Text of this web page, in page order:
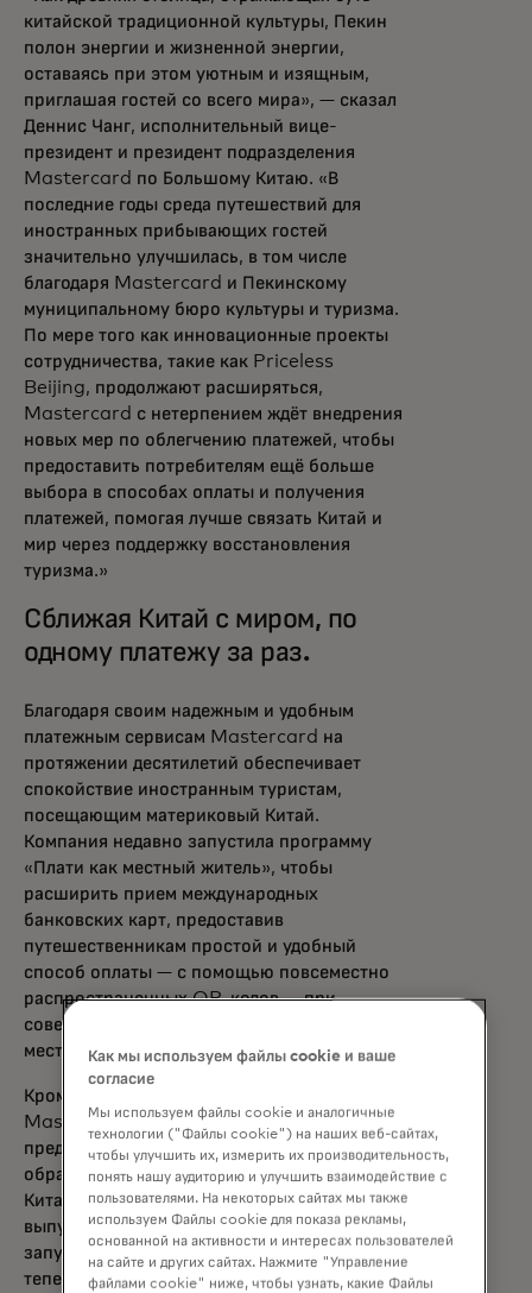
китайской традиционной культуры, Пекин
полон энергии и жизненной энергии,
оставаясь при этом уютным и изящным,
приглашая гостей со всего мира», — сказал
Деннис Чанг, исполнительный вице-
президент и президент подразделения
Mastercard по Большому Китаю. «В
последние годы среда путешествий для
иностранных прибывающих гостей
значительно улучшилась, в том числе
благодаря Mastercard и Пекинскому
муниципальному бюро культуры и туризма.
По мере того как инновационные проекты
сотрудничества, такие как Priceless
Beijing, продолжают расширяться,
Mastercard с нетерпением ждёт внедрения
новых мер по облегчению платежей, чтобы
предоставить потребителям ещё больше
выбора в способах оплаты и получения
платежей, помогая лучше связать Китай и
мир через поддержку восстановления
туризма.»
Сближая Китай с миром, по
одному платежу за раз.
Благодаря своим надежным и удобным
платежным сервисам Mastercard на
протяжении десятилетий обеспечивает
спокойствие иностранным туристам,
посещающим материковый Китай.
Компания недавно запустила программу
«Плати как местный житель», чтобы
расширить прием международных
банковских карт, предоставив
путешественникам простой и удобный
способ оплаты — с помощью повсеместно
распространенных QR-кодов — при
совершении покупок в десятках миллионов
местных магазинов.
Кроме того, в мае 2024 года компания
Mastercard NetsUnion, совместное
предприятие Mastercard и NUCC, начала
обрабатывать платежи в материковом
Китае с использованием карт Mastercard,
выпущенных китайскими банками, и
запустила карты Mastercard, которые
теперь принимаются как для внутренних,
Как мы используем файлы cookie и ваше
согласие
Мы используем файлы cookie и аналогичные
технологии ("Файлы cookie") на наших веб-сайтах,
чтобы улучшить их, измерить их производительность,
понять нашу аудиторию и улучшить взаимодействие с
пользователями. На некоторых сайтах мы также
используем Файлы cookie для показа рекламы,
основанной на активности и интересах пользователей
на сайте и других сайтах. Нажмите "Управление
файлами cookie" ниже, чтобы узнать, какие Файлы